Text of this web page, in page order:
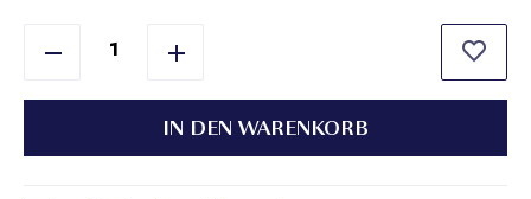
IN DEN WARENKORB